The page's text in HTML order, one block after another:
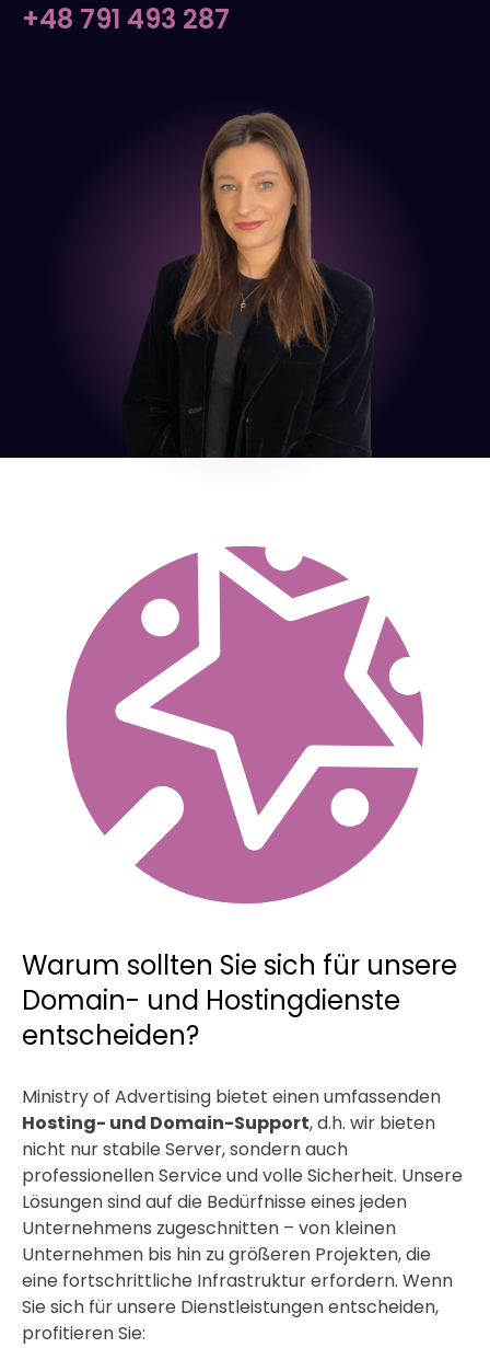
+48 791 493 287
Warum sollten Sie sich für unsere
Domain- und Hostingdienste
entscheiden?
Ministry of Advertising bietet einen umfassenden
Hosting- und Domain-Support, d.h. wir bieten
nicht nur stabile Server, sondern auch
professionellen Service und volle Sicherheit. Unsere
Lösungen sind auf die Bedürfnisse eines jeden
Unternehmens zugeschnitten – von kleinen
Unternehmen bis hin zu größeren Projekten, die
eine fortschrittliche Infrastruktur erfordern. Wenn
Sie sich für unsere Dienstleistungen entscheiden,
profitieren Sie: